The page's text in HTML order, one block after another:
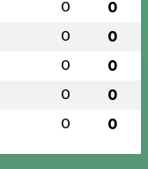
0 0
0 0
0 0
0 0
0 0